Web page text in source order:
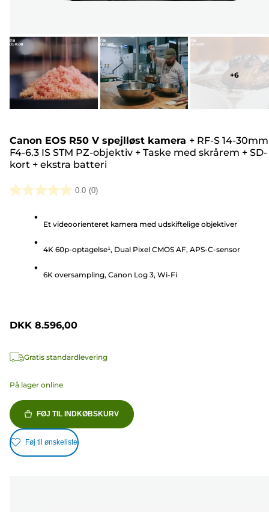
+6
Canon EOS R50 V spejlløst kamera + RF-S 14-30mm
F4-6.3 IS STM PZ-objektiv + Taske med skrårem + SD-
kort + ekstra batteri
0.0 (0)
0.0
stjerner.
Et videoorienteret kamera med udskiftelige objektiver
4K 60p-optagelse¹, Dual Pixel CMOS AF, APS-C-sensor
6K oversampling, Canon Log 3, Wi-Fi
DKK 8.596,00
Gratis standardlevering
På lager online
FØJ TIL INDKØBSKURV
Føj til ønskeliste